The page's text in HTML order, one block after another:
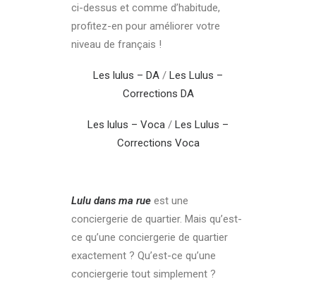
ci-dessus et comme d’habitude,
profitez-en pour améliorer votre
niveau de français !
Les lulus – DA / Les Lulus –
Corrections DA
Les lulus – Voca / Les Lulus –
Corrections Voca
Lulu dans ma rue est une
conciergerie de quartier. Mais qu’est-
ce qu’une conciergerie de quartier
exactement ? Qu’est-ce qu’une
conciergerie tout simplement ?